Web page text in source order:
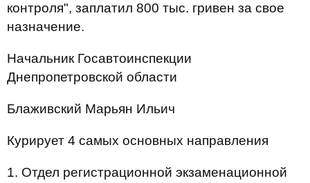
контроля", заплатил 800 тыс. гривен за свое
назначение.
Начальник Госавтоинспекции
Днепропетровской области
Блаживский Марьян Ильич
Курирует 4 самых основных направления
1. Отдел регистрационной экзаменационной